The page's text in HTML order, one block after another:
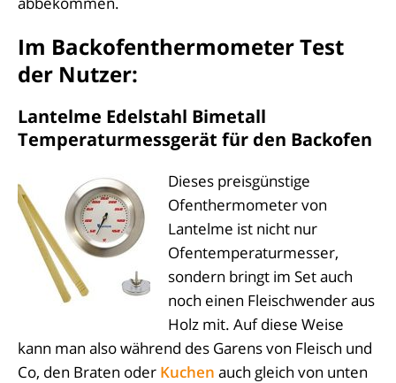
Im Backofenthermometer Test
der Nutzer:
Lantelme Edelstahl Bimetall
Temperaturmessgerät für den Backofen
Dieses preisgünstige
Ofenthermometer von
Lantelme ist nicht nur
Ofentemperaturmesser,
sondern bringt im Set auch
noch einen Fleischwender aus
Holz mit. Auf diese Weise
kann man also während des Garens von Fleisch und
Co, den Braten oder Kuchen auch gleich von unten